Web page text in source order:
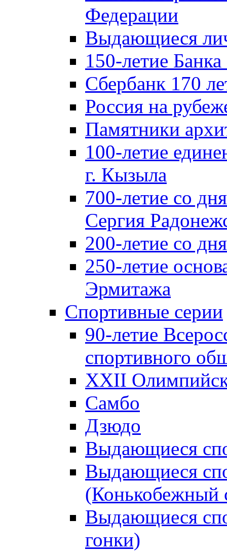
Федерации
Выдающиеся
150-летие
Сбербанк 170
Россия на
Памятники
100-летие
г. Кызыла
700-летие со
Сергия
200-летие со
250-летие
Эрмитажа
Спортивные серии
90-летие
спортивного
XXII
Самбо
Дзюдо
Выдающиеся
Выдающиеся
(Конькобежный
Выдающиеся
гонки)